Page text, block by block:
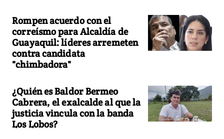
Rompen acuerdo con el
correísmo para Alcaldía de
Guayaquil: líderes arremeten
contra candidata
"chimbadora"
¿Quién es Baldor Bermeo
Cabrera, el exalcalde al que la
justicia vincula con la banda
Los Lobos?